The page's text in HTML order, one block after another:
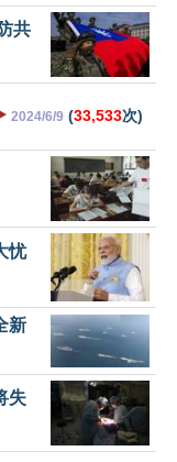
共
2024/6/9 (33,533次)
忧
新
失